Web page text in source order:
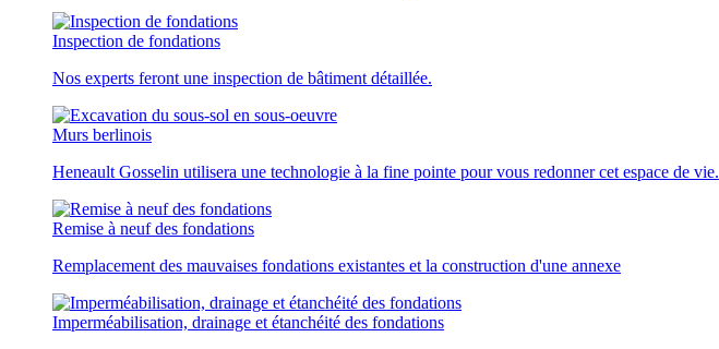
Inspection de fondations
Nos experts feront une inspection de bâtiment détaillée.
Murs berlinois
Heneault Gosselin utilisera une technologie à la fine pointe pour vous redonner cet espace de vie.
Remise à neuf des fondations
Remplacement des mauvaises fondations existantes et la construction d'une annexe
Imperméabilisation, drainage et étanchéité des fondations